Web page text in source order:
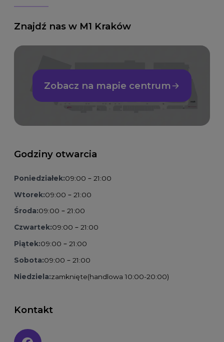
Znajdź nas w M1 Kraków
Zobacz na mapie centrum
Godziny otwarcia
Poniedziałek:09:00 – 21:00
Wtorek:09:00 – 21:00
Środa:09:00 – 21:00
Czwartek:09:00 – 21:00
Piątek:09:00 – 21:00
Sobota:09:00 – 21:00
Niedziela:zamknięte(handlowa 10:00-20:00)
Kontakt
Social media: